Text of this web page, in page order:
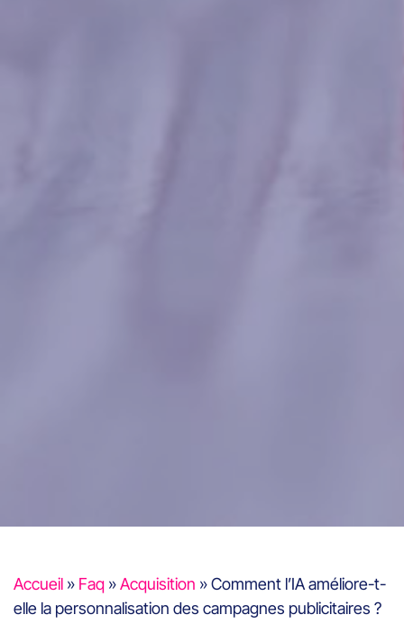
Accueil » Faq »Acquisition »Comment l’IA améliore-t-
elle la personnalisation des campagnes publicitaires ?